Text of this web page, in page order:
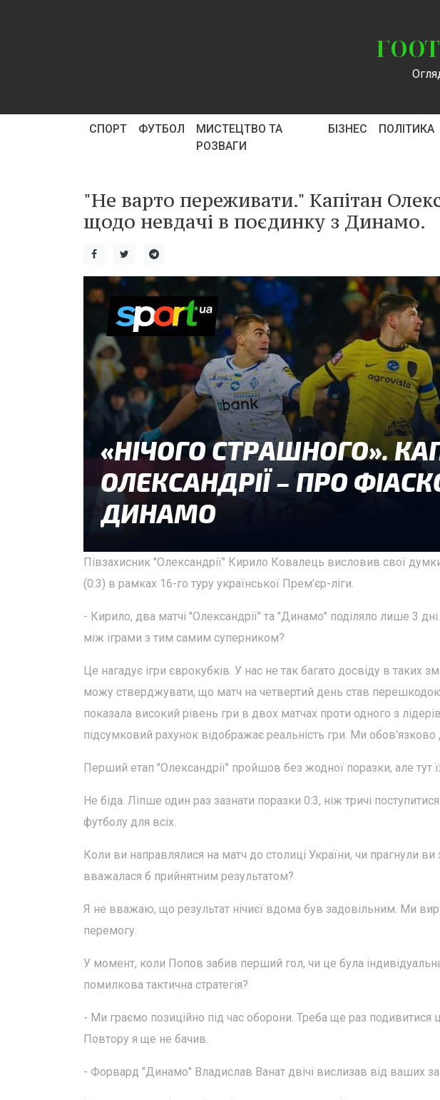
СПОРТ ФУТБОЛ
МИСТЕЦТВО ТА
РОЗВАГИ
БІЗНЕС ПОЛІТИКА
"Не варто переживати." Капітан
щодо невдачі в поєдинку з Динамо.
Півзахисник "Олександрії" Кирило Ковалець висловив свої
(0:3) в рамках 16-го туру української Прем’єр-ліги.
- Кирило, два матчі "Олександрії" та "Динамо" поділяло лише 3
між іграми з тим самим суперником?
Це нагадує ігри єврокубків. У нас не так багато досвіду в таких
можу стверджувати, що матч на четвертий день став
показала високий рівень гри в двох матчах проти одного з
підсумковий рахунок відображає реальність гри. Ми обов'язково
Перший етап "Олександрії" пройшов без жодної поразки, але тут
Не біда. Ліпше один раз зазнати поразки 0:3, ніж тричі
футболу для всіх.
Коли ви направлялися на матч до столиці України, чи прагнули
вважалася б прийнятним результатом?
Я не вважаю, що результат нічиєї вдома був задовільним. Ми
перемогу.
У момент, коли Попов забив перший гол, чи це була
помилкова тактична стратегія?
- Ми граємо позиційно під час оборони. Треба ще раз
Повтору я ще не бачив.
- Форвард "Динамо" Владислав Ванат двічі вислизав від ваших